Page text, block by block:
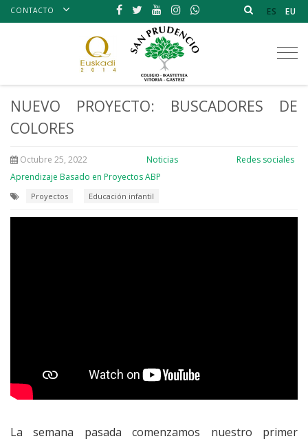
CONTACTO ES EU
NUEVO PROYECTO: BUSCADORES DE
COLORES
Octubre 25, 2022 Noticias
Redes sociales
Aprendizaje Basado en Proyectos ABP
Proyectos Educación infantil
La semana pasada comenzamos nuestro primer